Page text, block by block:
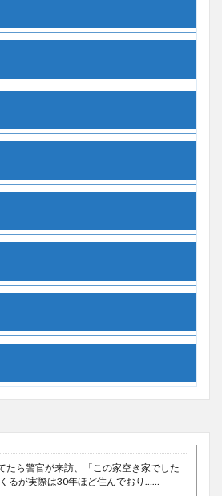
たら警官が来訪、「この家空き家でした
るが実際は30年ほど住んでおり……